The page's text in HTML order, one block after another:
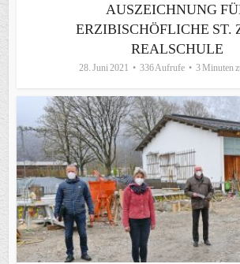
AUSZEICHNUNG
ERZIBISCHÖFLICHE ST.
REALSCHULE
28. Juni 2021 336 Aufrufe 3 Minuten